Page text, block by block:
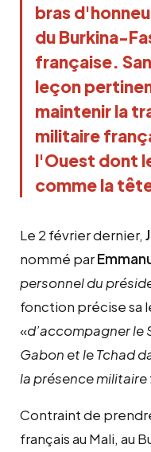
bras
du Burkina-
française.
leçon
maintenir la
militaire
l'Ouest dont
comme la
Le 2 février dernier,
nommé par
personnel du
fonction précise sa
«d’accompagner le
Gabon et le Tchad
la présence
Contraint de
français au Mali, au